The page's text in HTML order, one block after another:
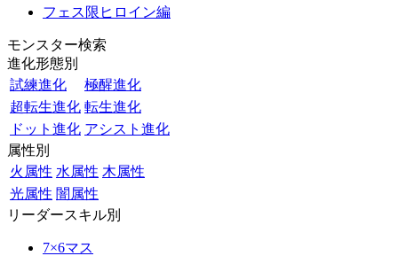
フェス限ヒロイン編
モンスター検索
進化形態別
試練進化
極醒進化
超転生進化 転生進化
ドット進化 アシスト進化
属性別
火属性 水属性 木属性
光属性 闇属性
リーダースキル別
7×6マス